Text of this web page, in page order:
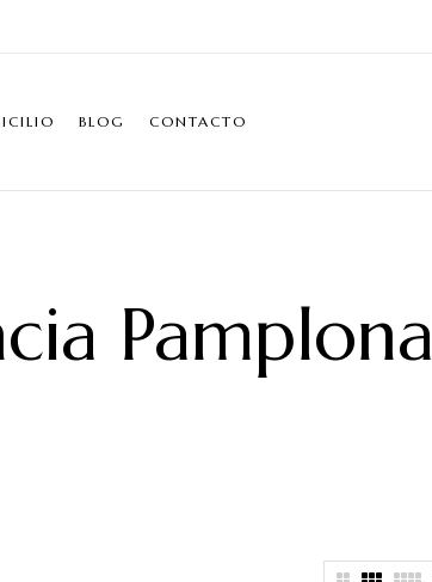
BLOG CONTACTO
Pamplona